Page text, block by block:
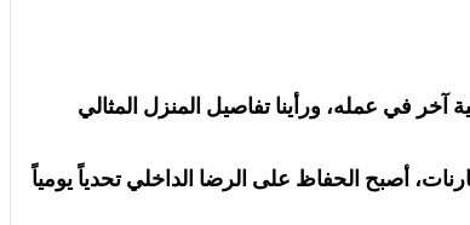
في عمله، ورأينا تفاصيل المنزل المثالي
أصبح الحفاظ على الرضا الداخلي تحدياً يومياً